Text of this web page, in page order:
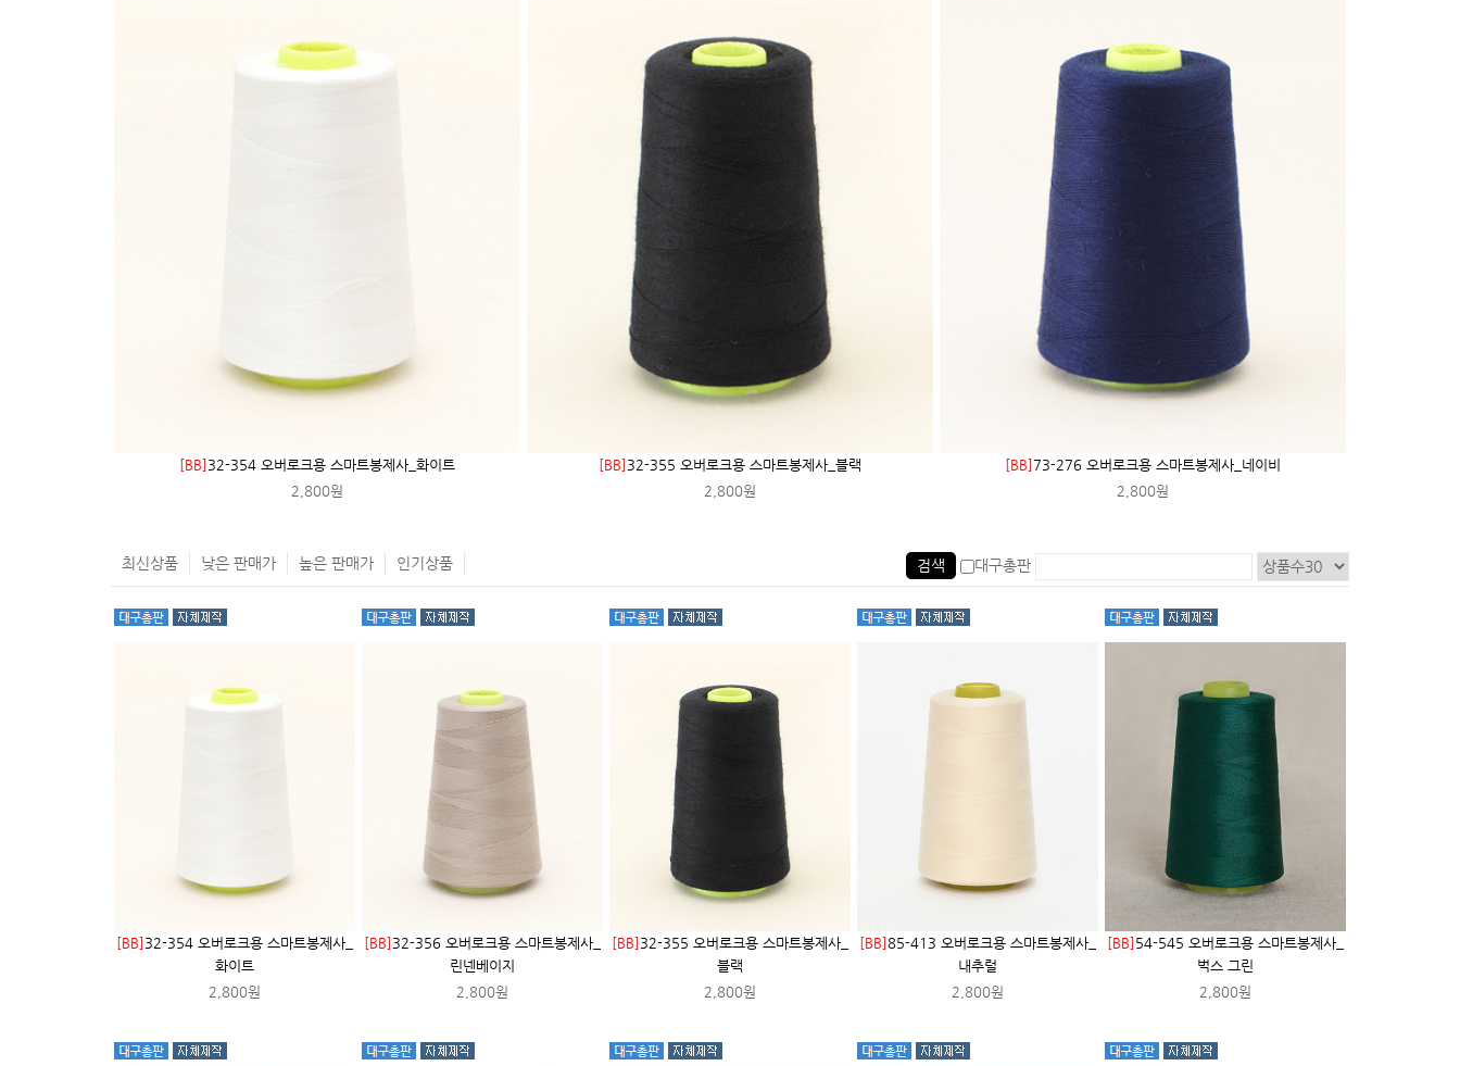
[BB] 32-354 오버로크용 스마트봉제사_화이트
2,800원
[BB] 32-355 오버로크용 스마트봉제사_블랙
2,800원
[BB] 73-276 오버로크용 스마트봉제사_네이비
2,800원
최신상품 낮은 판매가 높은 판매가 인기상품 검색 대구총판
[BB] 32-354 오버로크용 스마트봉제사_
화이트
2,800원
[BB] 32-356 오버로크용 스마트봉제사_
린넨베이지
2,800원
[BB] 32-355 오버로크용 스마트봉제사_
블랙
2,800원
[BB]85-413 오버로크용 스마트봉제사_
내추럴
2,800원
[BB] 54-545 오버로크용 스마트봉제사_
벅스 그린
2,800원